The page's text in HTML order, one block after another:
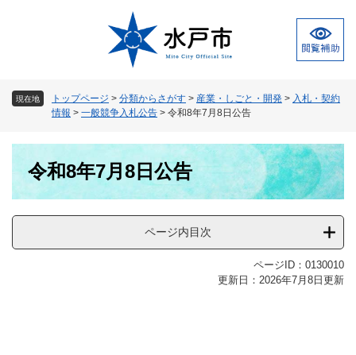
現在地 トップページ > 分類からさがす > 産業・しごと・開発 > 入札・契約
情報 > 一般競争入札公告 > 令和8年7月8日公告
令和8年7月8日公告
ページ内目次
ページID：0130010
更新日：2026年7月8日更新